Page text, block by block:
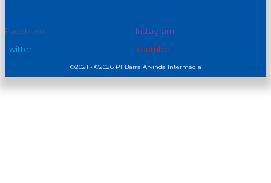
Facebook
Instagram
Twitter
Youtube
©2021 - ©2026 PT Barra Arvinda Intermedia